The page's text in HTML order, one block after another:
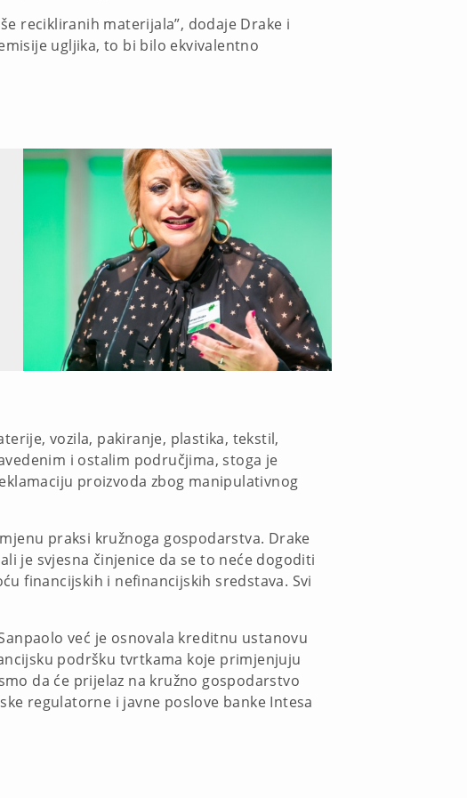
recikliranih materijala”, dodaje Drake i
ugljika, to bi bilo ekvivalentno
vozila, pakiranje, plastika, tekstil,
i ostalim područjima, stoga je
proizvoda zbog manipulativnog
praksi kružnoga gospodarstva. Drake
je svjesna činjenice da se to neće dogoditi
financijskih i nefinancijskih sredstava. Svi
već je osnovala kreditnu ustanovu
podršku tvrtkama koje primjenjuju
da će prijelaz na kružno gospodarstvo
regulatorne i javne poslove banke Intesa